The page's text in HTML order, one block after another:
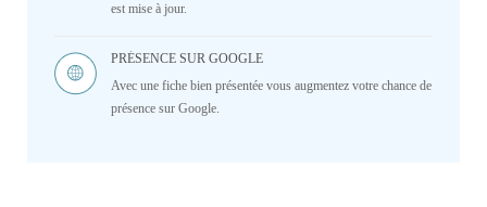
est mise à jour.
PRÉSENCE SUR GOOGLE
Avec une fiche bien présentée vous augmentez votre chance de
présence sur Google.